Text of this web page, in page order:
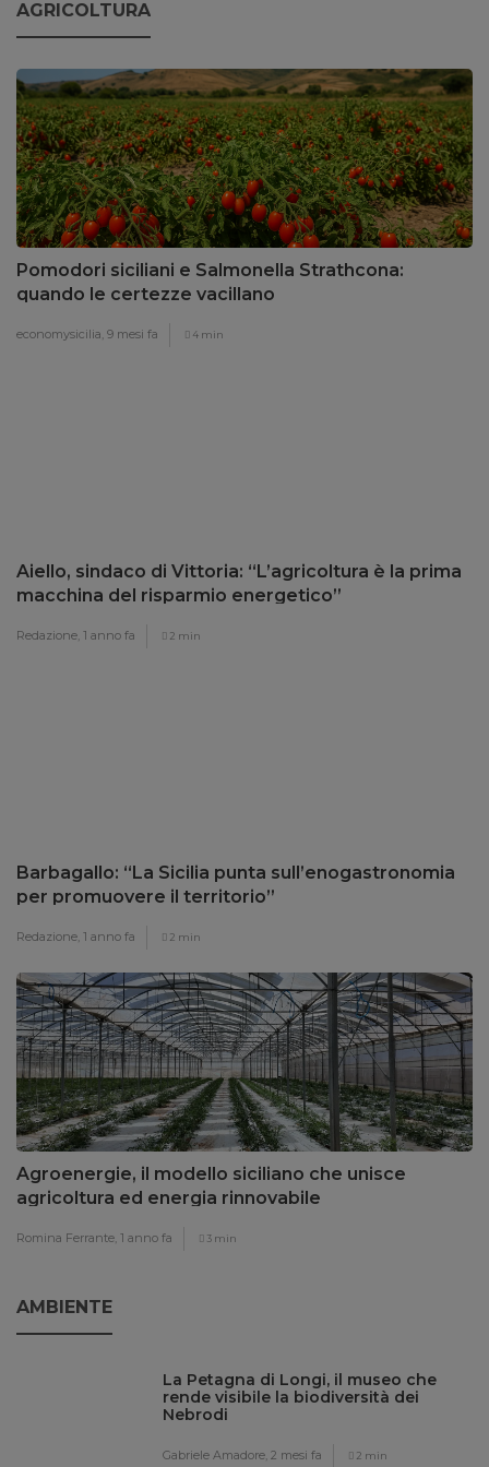
AGRICOLTURA
Pomodori siciliani e Salmonella Strathcona:
quando le certezze vacillano
economysicilia, 9 mesi fa 4 min
Aiello, sindaco di Vittoria: “L’agricoltura è la prima
macchina del risparmio energetico”
Redazione, 1 anno fa 2 min
Barbagallo: “La Sicilia punta sull’enogastronomia
per promuovere il territorio”
Redazione, 1 anno fa 2 min
Agroenergie, il modello siciliano che unisce
agricoltura ed energia rinnovabile
Romina Ferrante, 1 anno fa 3 min
AMBIENTE
La Petagna di Longi, il museo che
rende visibile la biodiversità dei
Nebrodi
Gabriele Amadore,2 mesi fa 2 min